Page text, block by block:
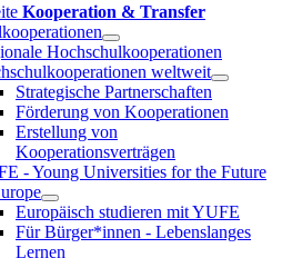
Kooperation & Transfer
Hochschulkooperationen
weltweit
Strategische Partnerschaften
Förderung von Kooperationen
Erstellung von
Kooperationsverträgen
- Young Universities for the Future
Europäisch studieren mit YUFE
Für Bürger*innen - Lebenslanges
Lernen